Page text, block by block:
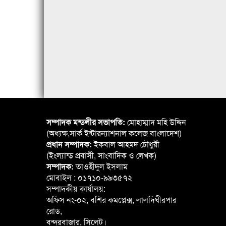
সম্পাদক মন্ডলীর সভাপতি: মোহাম্মাদ মহি উদ্দিন
(অধ্যক্ষ,সার্ক ইন্টারন্যাশনাল কলেজ বাংলাদেশ)
প্রধান সম্পাদক:ইকবাল আহমদ চৌধুরী
(ইংল্যান্ড প্রবাসী, সাংবাদিক ও লেখক)
সম্পাদক:তাওহীদুল ইসলাম
মোবাইল : ০১৭১০-৯৯৩৫৭২
সম্পাদকীয় কার্যালয়:
অফিস নং-০২, বশির কমপ্লেক্স, লালদিঘীরপার
রোড,
বন্দরবাজার, সিলেট।